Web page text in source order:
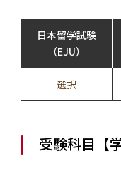
日本留学試験
（EJU）
選択
受験科目【